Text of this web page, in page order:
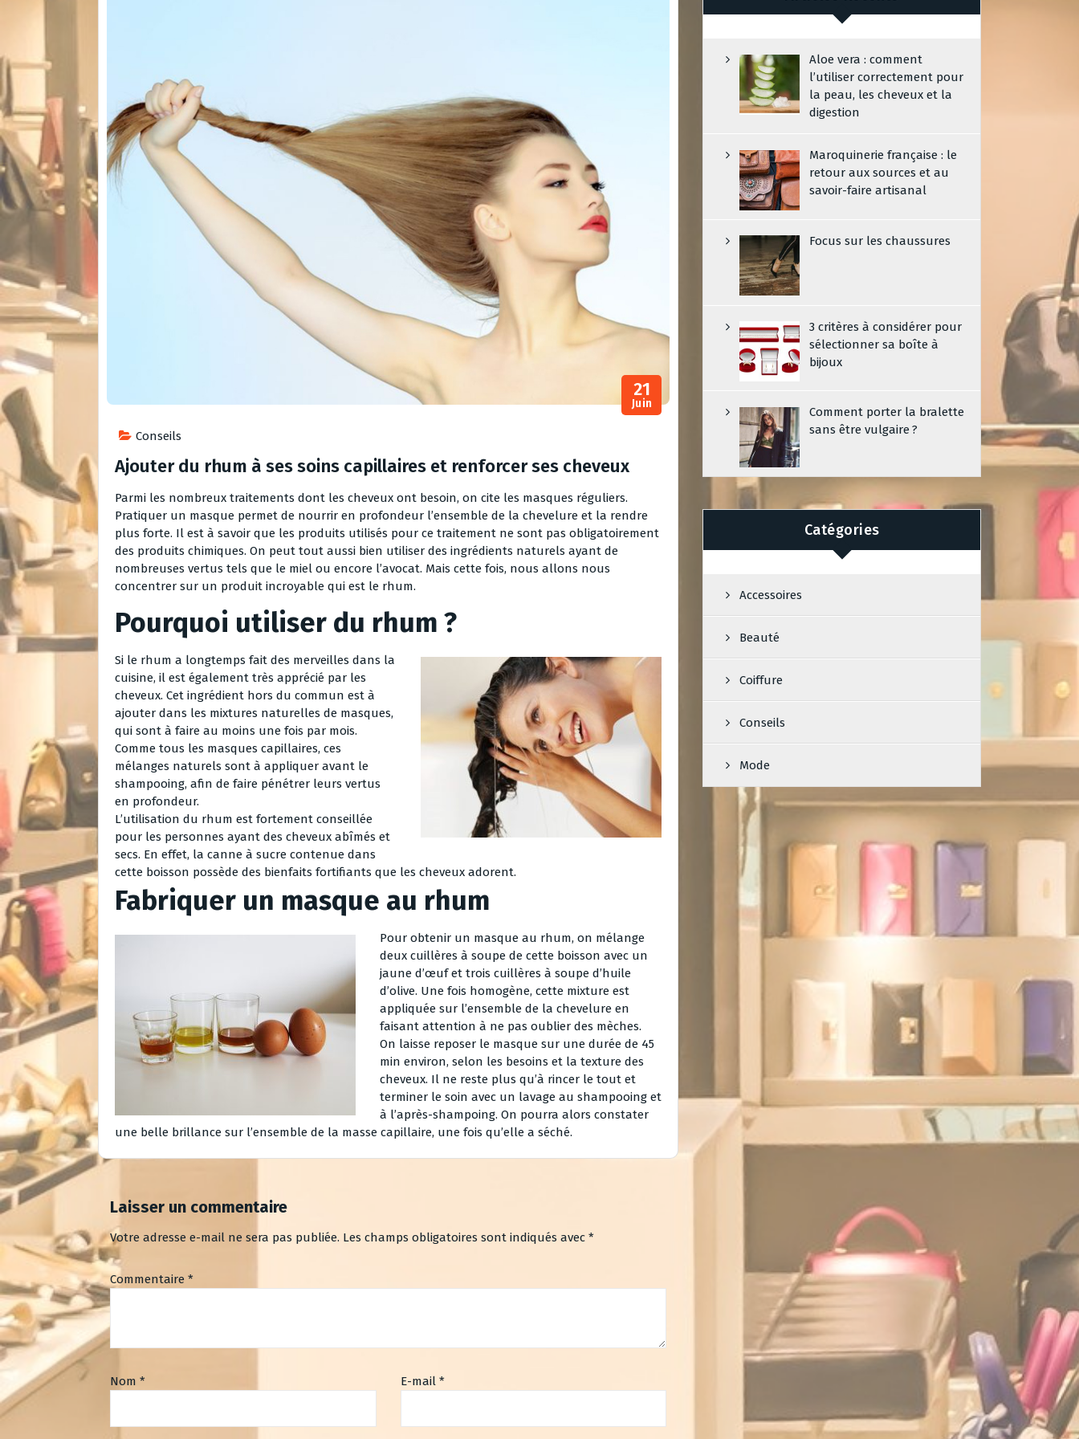
Conseils
21
Juin
Ajouter du rhum à ses soins capillaires et renforcer ses cheveux
Parmi les nombreux traitements dont les cheveux ont besoin, on cite les masques réguliers.
Pratiquer un masque permet de nourrir en profondeur l’ensemble de la chevelure et la rendre
plus forte. Il est à savoir que les produits utilisés pour ce traitement ne sont pas obligatoirement
des produits chimiques. On peut tout aussi bien utiliser des ingrédients naturels ayant de
nombreuses vertus tels que le miel ou encore l’avocat. Mais cette fois, nous allons nous
concentrer sur un produit incroyable qui est le rhum.
Pourquoi utiliser du rhum ?
Si le rhum a longtemps fait des merveilles dans la
cuisine, il est également très apprécié par les
cheveux. Cet ingrédient hors du commun est à
ajouter dans les mixtures naturelles de masques,
qui sont à faire au moins une fois par mois.
Comme tous les masques capillaires, ces
mélanges naturels sont à appliquer avant le
shampooing, afin de faire pénétrer leurs vertus
en profondeur.
L’utilisation du rhum est fortement conseillée
pour les personnes ayant des cheveux abîmés et
secs. En effet, la canne à sucre contenue dans
cette boisson possède des bienfaits fortifiants que les cheveux adorent.
Fabriquer un masque au rhum
Pour obtenir un masque au rhum, on mélange
deux cuillères à soupe de cette boisson avec un
jaune d’œuf et trois cuillères à soupe d’huile
d’olive. Une fois homogène, cette mixture est
appliquée sur l’ensemble de la chevelure en
faisant attention à ne pas oublier des mèches.
On laisse reposer le masque sur une durée de 45
min environ, selon les besoins et la texture des
cheveux. Il ne reste plus qu’à rincer le tout et
terminer le soin avec un lavage au shampooing et
à l’après-shampoing. On pourra alors constater
une belle brillance sur l’ensemble de la masse capillaire, une fois qu’elle a séché.
Laisser un commentaire
Votre adresse e-mail ne sera pas publiée. Les champs obligatoires sont indiqués avec *
Commentaire *
Nom * E-mail *
Aloe vera : comment
l’utiliser correctement pour
la peau, les cheveux et la
digestion
Maroquinerie française : le
retour aux sources et au
savoir-faire artisanal
Focus sur les chaussures
3 critères à considérer pour
sélectionner sa boîte à
bijoux
Comment porter la bralette
sans être vulgaire ?
Catégories
Accessoires
Beauté
Coiffure
Conseils
Mode